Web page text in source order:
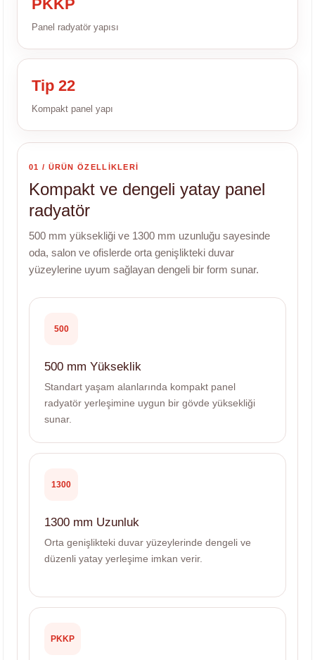
PKKP
Panel radyatör yapısı
Tip 22
Kompakt panel yapı
01 / ÜRÜN ÖZELLİKLERİ
Kompakt ve dengeli yatay panel
radyatör
500 mm yüksekliği ve 1300 mm uzunluğu sayesinde
oda, salon ve ofislerde orta genişlikteki duvar
yüzeylerine uyum sağlayan dengeli bir form sunar.
500
500 mm Yükseklik
Standart yaşam alanlarında kompakt panel
radyatör yerleşimine uygun bir gövde yüksekliği
sunar.
1300
1300 mm Uzunluk
Orta genişlikteki duvar yüzeylerinde dengeli ve
düzenli yatay yerleşime imkan verir.
PKKP